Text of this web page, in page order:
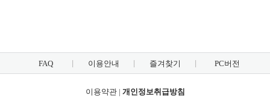
FAQ 이용안내 즐겨찾기 PC버전
이용약관| 개인정보취급방침